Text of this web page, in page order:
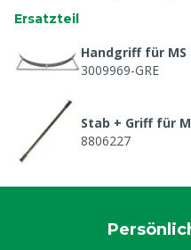
Ersatzteil
Handgriff für
3009969-GRE
Stab + Griff für
8806227